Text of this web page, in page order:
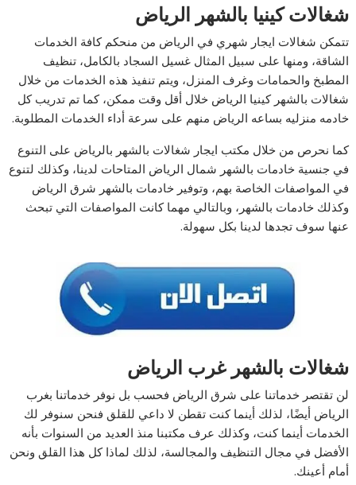
شغالات كينيا بالشهر الرياض
تتمكن شغالات ايجار شهري في الرياض من منحكم كافة الخدمات
الشاقة، ومنها على سبيل المثال غسيل السجاد بالكامل، تنظيف
المطبخ والحمامات وغرف المنزل، ويتم تنفيذ هذه الخدمات من خلال
شغالات بالشهر كينيا الرياض خلال أقل وقت ممكن، كما تم تدريب كل
خادمه منزليه بساعه الرياض منهم على سرعة أداء الخدمات المطلوبة.
كما نحرص من خلال مكتب ايجار شغالات بالشهر بالرياض على التنوع
في جنسية خادمات بالشهر شمال الرياض المتاحات لدينا، وكذلك لتنوع
في المواصفات الخاصة بهم، وتوفير خادمات بالشهر شرق الرياض
وكذلك خادمات بالشهر، وبالتالي مهما كانت المواصفات التي تبحث
عنها سوف تجدها لدينا بكل سهولة.
شغالات بالشهر غرب الرياض
لن تقتصر خدماتنا على شرق الرياض فحسب بل نوفر خدماتنا بغرب
الرياض أيضًا، لذلك أينما كنت تقطن لا داعي للقلق فنحن سنوفر لك
الخدمات أينما كنت، وكذلك عرف مكتبنا منذ العديد من السنوات بأنه
الأفضل في مجال التنظيف والمجالسة، لذلك لماذا كل هذا القلق ونحن
أمام أعينك.